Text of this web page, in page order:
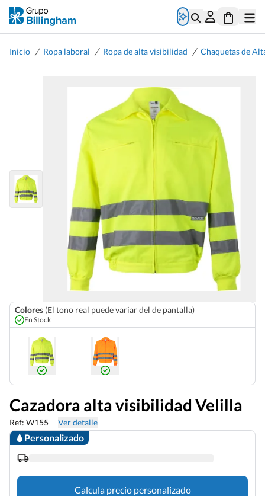
Inicio / Ropa laboral / Ropa de alta visibilidad / Chaquetas de
Colores (El tono real puede variar del de pantalla)
En Stock
Cazadora alta visibilidad Velilla
Ref: W155 Ver detalle
Personalizado
Calcula precio personalizado